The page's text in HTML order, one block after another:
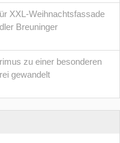
XXL-Weihnachtsfassade
Breuninger
zu einer besonderen
gewandelt